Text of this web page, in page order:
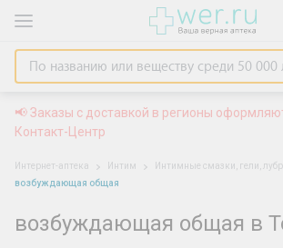
📢 Заказы с доставкой в регионы
Контакт-Центр
Интернет-аптека Интим
Интимные смазки, гели,
возбуждающая общая
возбуждающая общая в